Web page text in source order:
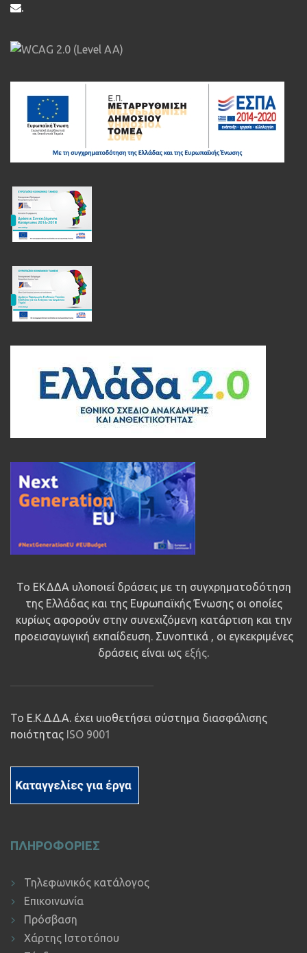
.
Το ΕΚΔΔΑ υλοποιεί δράσεις με τη συγχρηματοδότηση
της Ελλάδας και της Ευρωπαϊκής Ένωσης οι οποίες
κυρίως αφορούν στην συνεχιζόμενη κατάρτιση και την
προεισαγωγική εκπαίδευση. Συνοπτικά , οι εγκεκριμένες
δράσεις είναι ως εξής.
Το Ε.Κ.Δ.Δ.Α. έχει υιοθετήσει σύστημα διασφάλισης
ποιότητας ISO 9001
ΠΛΗΡΟΦΟΡΙΕΣ
Τηλεφωνικός κατάλογος
Επικοινωνία
Πρόσβαση
Χάρτης Ιστοτόπου